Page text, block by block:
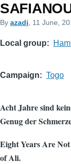
By azadi , 11 June,
Local group
Campaign Togo
Acht Jahre sind
Genug der
Eight Years Are
of Ali.